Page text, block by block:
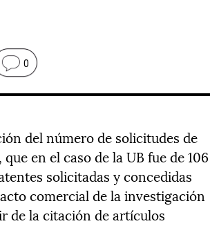
0
del número de solicitudes de
en el caso de la UB fue de 106
solicitadas y concedidas
comercial de la investigación
de la citación de artículos